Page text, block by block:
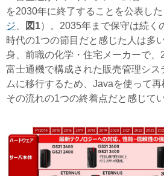
を2030年に終了することを公表した
ジ
図1）。2035年まで保守は続く
時代の1つの節目だと感じた人は多
身、前職の化学・住宅メーカーで
富士通機で構成された販売管理シス
ムに移行するため、Javaを使って再
その流れの1つの終着点だと感じてい